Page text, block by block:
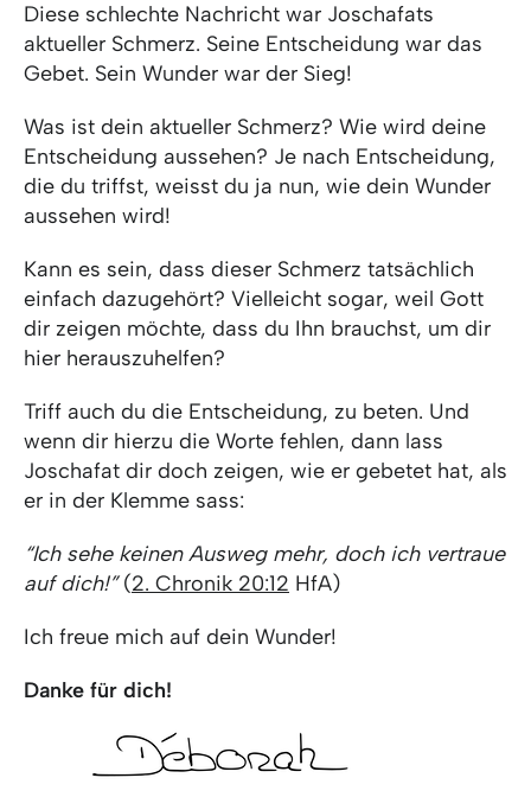
Diese schlechte Nachricht war Joschafats
aktueller Schmerz. Seine Entscheidung war das
Gebet. Sein Wunder war der Sieg!
Was ist dein aktueller Schmerz? Wie wird deine
Entscheidung aussehen? Je nach Entscheidung,
die du triffst, weisst du ja nun, wie dein Wunder
aussehen wird!
Kann es sein, dass dieser Schmerz tatsächlich
einfach dazugehört? Vielleicht sogar, weil Gott
dir zeigen möchte, dass du Ihn brauchst, um dir
hier herauszuhelfen?
Triff auch du die Entscheidung, zu beten. Und
wenn dir hierzu die Worte fehlen, dann lass
Joschafat dir doch zeigen, wie er gebetet hat, als
er in der Klemme sass:
“Ich sehe keinen Ausweg mehr, doch ich vertraue
auf dich!”(2. Chronik 20:12 HfA)
Ich freue mich auf dein Wunder!
Danke für dich!